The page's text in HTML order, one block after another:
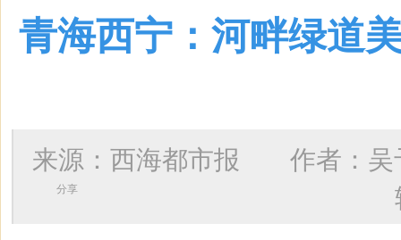
青海西宁：河畔绿道
来源：西海都市报 作者：
分享